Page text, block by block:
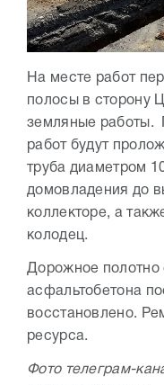
На месте работ
полосы в сторону
земляные работы.
работ будут
труба диаметром
домовладения до
коллекторе, а
колодец.
Дорожное полотно
асфальтобетона
восстановлено.
ресурса.
Фото телеграм-